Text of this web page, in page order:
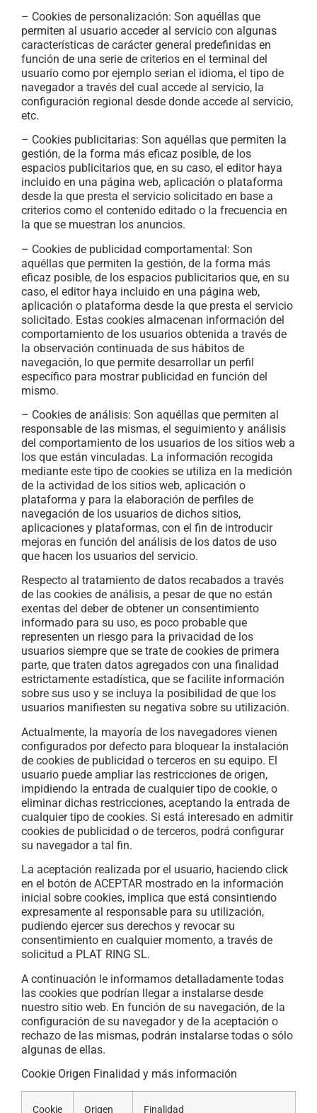
– Cookies de personalización: Son aquéllas que
permiten al usuario acceder al servicio con algunas
características de carácter general predefinidas en
función de una serie de criterios en el terminal del
usuario como por ejemplo serian el idioma, el tipo de
navegador a través del cual accede al servicio, la
configuración regional desde donde accede al servicio,
etc.
– Cookies publicitarias: Son aquéllas que permiten la
gestión, de la forma más eficaz posible, de los
espacios publicitarios que, en su caso, el editor haya
incluido en una página web, aplicación o plataforma
desde la que presta el servicio solicitado en base a
criterios como el contenido editado o la frecuencia en
la que se muestran los anuncios.
– Cookies de publicidad comportamental: Son
aquéllas que permiten la gestión, de la forma más
eficaz posible, de los espacios publicitarios que, en su
caso, el editor haya incluido en una página web,
aplicación o plataforma desde la que presta el servicio
solicitado. Estas cookies almacenan información del
comportamiento de los usuarios obtenida a través de
la observación continuada de sus hábitos de
navegación, lo que permite desarrollar un perfil
específico para mostrar publicidad en función del
mismo.
– Cookies de análisis: Son aquéllas que permiten al
responsable de las mismas, el seguimiento y análisis
del comportamiento de los usuarios de los sitios web a
los que están vinculadas. La información recogida
mediante este tipo de cookies se utiliza en la medición
de la actividad de los sitios web, aplicación o
plataforma y para la elaboración de perfiles de
navegación de los usuarios de dichos sitios,
aplicaciones y plataformas, con el fin de introducir
mejoras en función del análisis de los datos de uso
que hacen los usuarios del servicio.
Respecto al tratamiento de datos recabados a través
de las cookies de análisis, a pesar de que no están
exentas del deber de obtener un consentimiento
informado para su uso, es poco probable que
representen un riesgo para la privacidad de los
usuarios siempre que se trate de cookies de primera
parte, que traten datos agregados con una finalidad
estrictamente estadística, que se facilite información
sobre sus uso y se incluya la posibilidad de que los
usuarios manifiesten su negativa sobre su utilización.
Actualmente, la mayoría de los navegadores vienen
configurados por defecto para bloquear la instalación
de cookies de publicidad o terceros en su equipo. El
usuario puede ampliar las restricciones de origen,
impidiendo la entrada de cualquier tipo de cookie, o
eliminar dichas restricciones, aceptando la entrada de
cualquier tipo de cookies. Si está interesado en admitir
cookies de publicidad o de terceros, podrá configurar
su navegador a tal fin.
La aceptación realizada por el usuario, haciendo click
en el botón de ACEPTAR mostrado en la información
inicial sobre cookies, implica que está consintiendo
expresamente al responsable para su utilización,
pudiendo ejercer sus derechos y revocar su
consentimiento en cualquier momento, a través de
solicitud a PLAT RING SL.
A continuación le informamos detalladamente todas
las cookies que podrían llegar a instalarse desde
nuestro sitio web. En función de su navegación, de la
configuración de su navegador y de la aceptación o
rechazo de las mismas, podrán instalarse todas o sólo
algunas de ellas.
Cookie Origen Finalidad y más información
Cookie Origen Finalidad